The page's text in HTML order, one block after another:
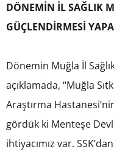
DÖNEMİN İL SAĞLIK
GÜÇLENDİRMESİ
Dönemin Muğla İl
açıklamada, “Muğla
Araştırma
gördük ki Menteşe
ihtiyacımız var.